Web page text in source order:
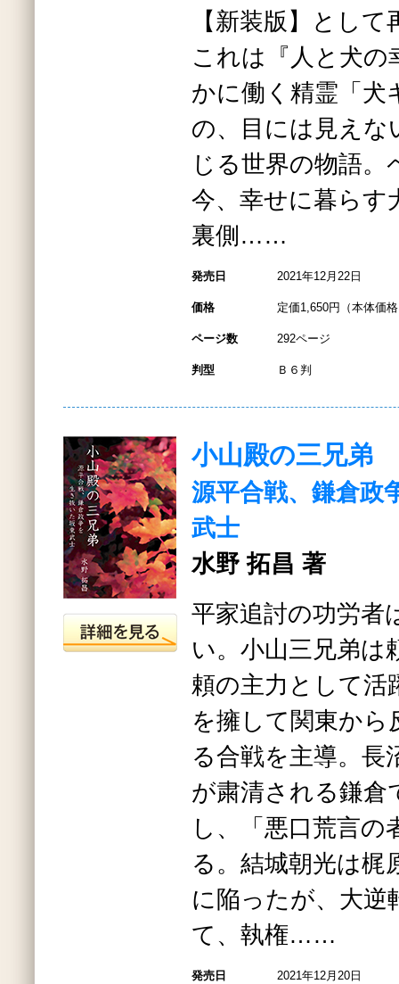
【新装版】として
これは『人と犬の
かに働く精霊「犬
の、目には見えな
じる世界の物語
今、幸せに暮らす
裏側……
発売日 2021年12月22日
価格 定価1,650円（本体価
ページ数 292ページ
判型 Ｂ６判
小山殿の三兄弟
源平合戦、鎌倉政
武士
水野 拓昌 著
平家追討の功労者
い。小山三兄弟は
頼の主力として活
を擁して関東から
る合戦を主導。長
が粛清される鎌倉
し、「悪口荒言の
る。結城朝光は梶
に陥ったが、大逆
て、執権……
発売日 2021年12月20日